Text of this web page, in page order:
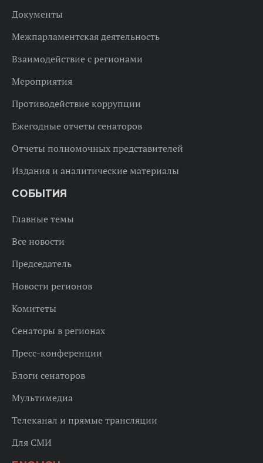
Документы
Межпарламентская деятельность
Взаимодействие с регионами
Мероприятия
Противодействие коррупции
Ежегодные отчеты сенаторов
Отчеты полномочных представителей
Издания и аналитические материалы
СОБЫТИЯ
Главные темы
Все новости
Председатель
Новости регионов
Комитеты
Сенаторы в регионах
Пресс-конференции
Блоги сенаторов
Мультимедиа
Телеканал и прямые трансляции
Для СМИ